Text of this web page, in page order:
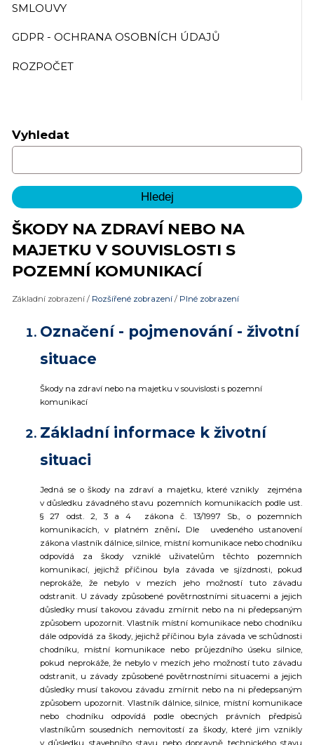
SMLOUVY
GDPR - OCHRANA OSOBNÍCH ÚDAJŮ
ROZPOČET
Vyhledat
ŠKODY NA ZDRAVÍ NEBO NA
MAJETKU V SOUVISLOSTI S
POZEMNÍ KOMUNIKACÍ
Základní zobrazení / Rozšířené zobrazení / Plné zobrazení
Označení - pojmenování - životní
situace
Škody na zdraví nebo na majetku v souvislosti s pozemní
komunikací
Základní informace k životní
situaci
Jedná se o škody na zdraví a majetku, které vznikly zejména
v důsledku závadného stavu pozemních komunikacích podle ust.
§ 27 odst. 2, 3 a 4 zákona č. 13/1997 Sb., o pozemních
komunikacích , v platném znění. Dle uvedeného ustanovení
zákona vlastník dálnice, silnice, místní komunikace nebo chodníku
odpovídá za škody vzniklé uživatelům těchto pozemních
komunikací, jejichž příčinou byla závada ve sjízdnosti, pokud
neprokáže, že nebylo v mezích jeho možností tuto závadu
odstranit. U závady způsobené povětrnostními situacemi a jejich
důsledky musí takovou závadu zmírnit nebo na ni předepsaným
způsobem upozornit. Vlastník místní komunikace nebo chodníku
dále odpovídá za škody, jejichž příčinou byla závada ve schůdnosti
chodníku, místní komunikace nebo průjezdního úseku silnice,
pokud neprokáže, že nebylo v mezích jeho možností tuto závadu
odstranit, u závady způsobené povětrnostními situacemi a jejich
důsledky musí takovou závadu zmírnit nebo na ni předepsaným
způsobem upozornit. Vlastník dálnice, silnice, místní komunikace
nebo chodníku odpovídá podle obecných právních předpisů
vlastníkům sousedních nemovitostí za škody, které jim vznikly
v důsledku stavebního stavu nebo dopravně technického stavu